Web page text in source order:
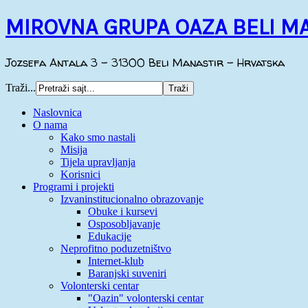
MIROVNA GRUPA OAZA BELI
Jozsefa Antala 3 - 31300 Beli Manastir - Hrvatska
Traži...
Naslovnica
O nama
Kako smo nastali
Misija
Tijela upravljanja
Korisnici
Programi i projekti
Izvaninstitucionalno obrazovanje
Obuke i kursevi
Osposobljavanje
Edukacije
Neprofitno poduzetništvo
Internet-klub
Baranjski suveniri
Volonterski centar
"Oazin" volonterski centar